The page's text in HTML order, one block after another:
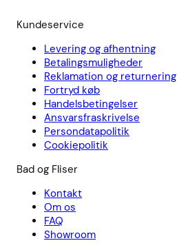
Kundeservice
Levering og afhentning
Betalingsmuligheder
Reklamation og returnering
Fortryd køb
Handelsbetingelser
Ansvarsfraskrivelse
Persondatapolitik
Cookiepolitik
Bad og Fliser
Kontakt
Om os
FAQ
Showroom